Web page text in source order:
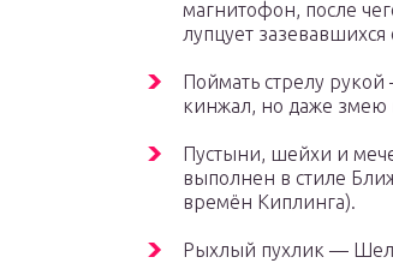
магнитофон, после
лупцует
Поймать стрелу
кинжал, но даже змею
Пустыни, шейхи и
выполнен в стиле
времён Киплинга).
Рыхлый пухлик —